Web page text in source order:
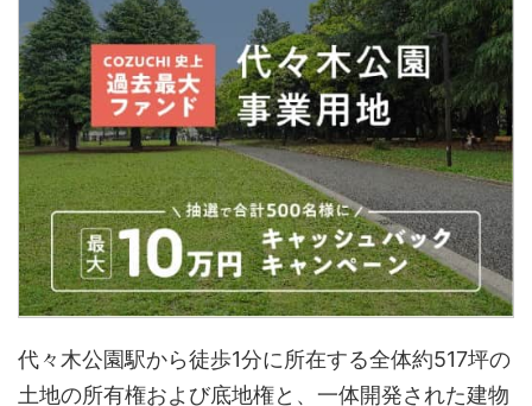
代々木公園駅から徒歩1分に所在する全体約517坪の
土地の所有権および底地権と、一体開発された建物